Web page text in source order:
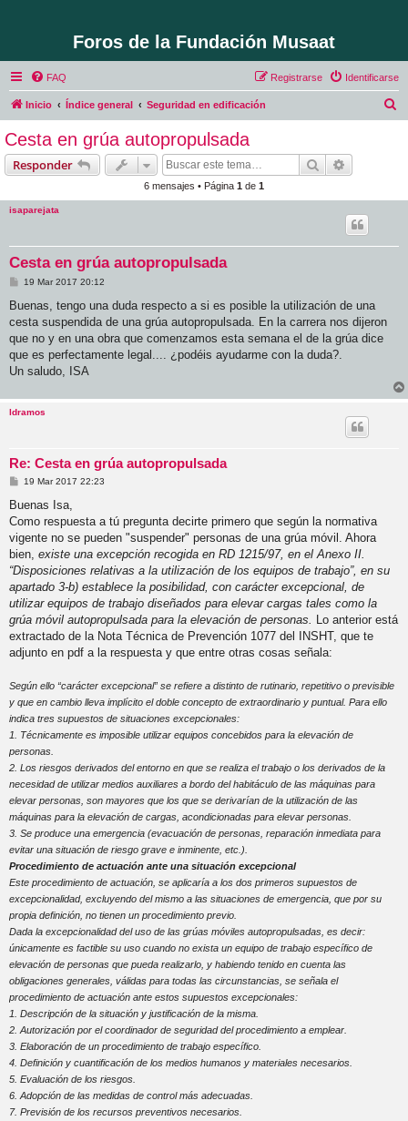
Foros de la Fundación Musaat
FAQ Identificarse
Registrarse
Inicio Índice general Seguridad en edificación
Cesta en grúa autopropulsada
Responder Buscar
6 mensajes • Página 1 de 1
isaparejata
Cesta en grúa autopropulsada
M
n
a
j
19 Mar 2017 20:12
Buenas, tengo una duda respecto a si es posible la utilización de una
cesta suspendida de una grúa autopropulsada. En la carrera nos dijeron
que no y en una obra que comenzamos esta semana el de la grúa dice
que es perfectamente legal.... ¿podéis ayudarme con la duda?.
Un saludo, ISA
ldramos
Re: Cesta en grúa autopropulsada
M
n
a
j
e
19 Mar 2017 22:23
Buenas Isa,
Como respuesta a tú pregunta decirte primero que según la normativa
vigente no se pueden "suspender" personas de una grúa móvil. Ahora
bien, existe una excepción recogida en RD 1215/97, en el Anexo II.
“Disposiciones relativas a la utilización de los equipos de trabajo”, en su
apartado 3-b) establece la posibilidad, con carácter excepcional, de
utilizar equipos de trabajo diseñados para elevar cargas tales como la
grúa móvil autopropulsada para la elevación de personas.
Lo anterior está
extractado de la Nota Técnica de Prevención 1077 del INSHT, que te
adjunto en pdf a la respuesta y que entre otras cosas señala:
Según ello “carácter excepcional” se refiere a distinto de rutinario, repetitivo o previsible
y que en cambio lleva implícito el doble concepto de extraordinario y puntual. Para ello
indica tres supuestos de situaciones excepcionales:
1. Técnicamente es imposible utilizar equipos concebidos para la elevación de
personas.
2. Los riesgos derivados del entorno en que se realiza el trabajo o los derivados de la
necesidad de utilizar medios auxiliares a bordo del habitáculo de las máquinas para
elevar personas, son mayores que los que se derivarían de la utilización de las
máquinas para la elevación de cargas, acondicionadas para elevar personas.
3. Se produce una emergencia (evacuación de personas, reparación inmediata para
evitar una situación de riesgo grave e inminente, etc.).
Procedimiento de actuación ante una situación excepcional
Este procedimiento de actuación, se aplicaría a los dos primeros supuestos de
excepcionalidad, excluyendo del mismo a las situaciones de emergencia, que por su
propia definición, no tienen un procedimiento previo.
Dada la excepcionalidad del uso de las grúas móviles autopropulsadas, es decir:
únicamente es factible su uso cuando no exista un equipo de trabajo específico de
elevación de personas que pueda realizarlo, y habiendo tenido en cuenta las
obligaciones generales, válidas para todas las circunstancias, se señala el
procedimiento de actuación ante estos supuestos excepcionales:
1. Descripción de la situación y justificación de la misma.
2. Autorización por el coordinador de seguridad del procedimiento a emplear.
3. Elaboración de un procedimiento de trabajo específico.
4. Definición y cuantificación de los medios humanos y materiales necesarios.
5. Evaluación de los riesgos.
6. Adopción de las medidas de control más adecuadas.
7. Previsión de los recursos preventivos necesarios.